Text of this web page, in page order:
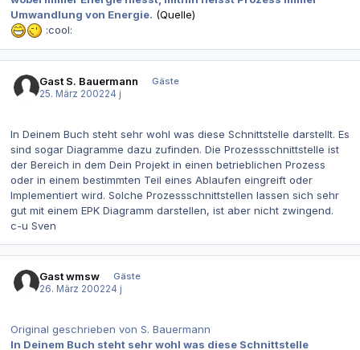
Umwandlung von Energie. (Quelle)
:cool:
Gast S. Bauermann
Gäste
25. März 200224 j
In Deinem Buch steht sehr wohl was diese Schnittstelle darstellt. Es
sind sogar Diagramme dazu zufinden. Die Prozessschnittstelle ist
der Bereich in dem Dein Projekt in einen betrieblichen Prozess
oder in einem bestimmten Teil eines Ablaufen eingreift oder
Implementiert wird. Solche Prozessschnittstellen lassen sich sehr
gut mit einem EPK Diagramm darstellen, ist aber nicht zwingend.
c-u Sven
Gast wmsw
Gäste
26. März 200224 j
Original geschrieben von S. Bauermann
In Deinem Buch steht sehr wohl was diese Schnittstelle